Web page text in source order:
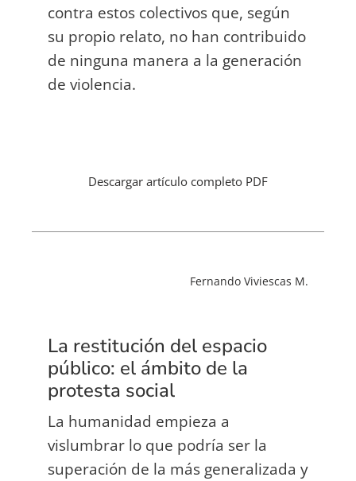
contra estos colectivos que, según
su propio relato, no han contribuido
de ninguna manera a la generación
de violencia.
Descargar artículo completo PDF
Fernando Viviescas M.
La restitución del espacio
público: el ámbito de la
protesta social
La humanidad empieza a
vislumbrar lo que podría ser la
superación de la más generalizada y